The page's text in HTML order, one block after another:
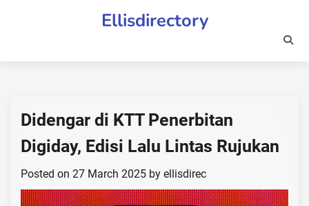
Ellisdirectory
Didengar di KTT Penerbitan
Digiday, Edisi Lalu Lintas Rujukan
Posted on 27 March 2025 by ellisdirec